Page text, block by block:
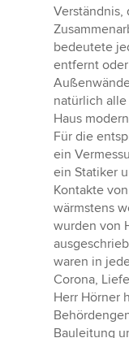
Verständnis,
bedeutete
entfernt
natürlich
Haus
Für die
ein
ein Statiker
Kontakte
wärmstens
wurden von
waren in
Corona,
Herr Hörner
Bauleitung